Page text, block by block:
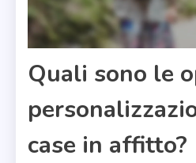
Quali sono le
case in affitto?